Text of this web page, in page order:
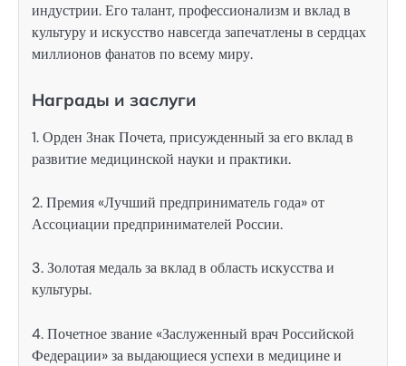
индустрии. Его талант, профессионализм и вклад в
культуру и искусство навсегда запечатлены в сердцах
миллионов фанатов по всему миру.
Награды и заслуги
1. Орден Знак Почета, присужденный за его вклад в
развитие медицинской науки и практики.
2. Премия «Лучший предприниматель года» от
Ассоциации предпринимателей России.
3. Золотая медаль за вклад в область искусства и
культуры.
4. Почетное звание «Заслуженный врач Российской
Федерации» за выдающиеся успехи в медицине и